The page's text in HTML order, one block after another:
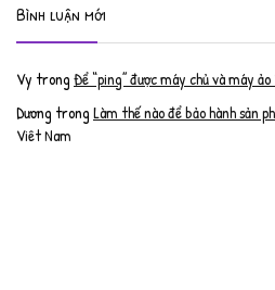
Bình luận mới
Vy trongĐể “ping” được máy chủ và máy
Dương trongLàm thế nào để bảo hành sản
Việt Nam